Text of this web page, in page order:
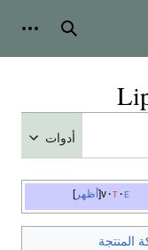
بحث
أدوات
أظهر v t e